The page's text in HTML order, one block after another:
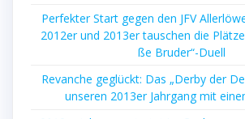
Per­fek­ter Start gegen den JFV
2012er und 2013er tau­schen die
ße Bruder“-Duell
Revan­che geglückt: Das „Der­by der
unse­ren 2013er Jahr­gang mit